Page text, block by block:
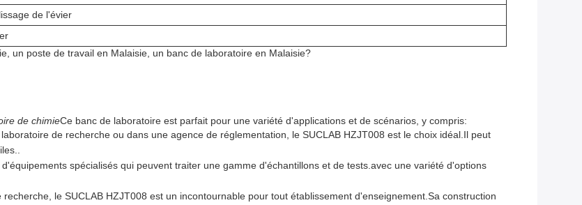
de l'évier
un poste de travail en Malaisie, un banc de laboratoire en Malaisie?
de chimieCe banc de laboratoire est parfait pour une variété d'applications et de scénarios, y compris:
de recherche ou dans une agence de réglementation, le SUCLAB HZJT008 est le choix idéal.Il peut
spécialisés qui peuvent traiter une gamme d'échantillons et de tests.avec une variété d'options
le SUCLAB HZJT008 est un incontournable pour tout établissement d'enseignement.Sa construction